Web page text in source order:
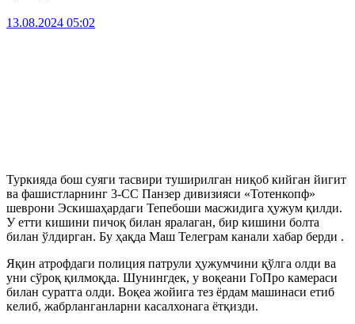
13.08.2024 05:02
Туркияда бош суяги тасвири туширилган ниқоб кийган йигит
ва фашистларнинг 3-СС Панзер дивизияси «Тотенкопф»
шеврони Эскишаҳардаги Тепебоши масжидига ҳужум қилди.
У етти кишини пичоқ билан яралаган, бир кишини болта
билан ўлдирган. Бу ҳақда Маш Телеграм канали хабар берди .
Яқин атрофдаги полиция патрули ҳужумчини қўлга олди ва
уни сўроқ қилмоқда. Шунингдек, у воқеани ГоПро камераси
билан суратга олди. Воқеа жойига тез ёрдам машинаси етиб
келиб, жабрланганларни касалхонага ётқизди.